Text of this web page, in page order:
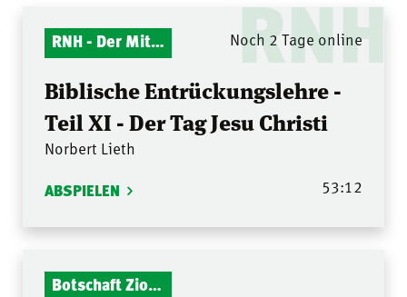
RNH
RNH - Der Mitternachtsruf Noch 2 Tage online
Biblische Entrückungslehre -
Teil XI - Der Tag Jesu Christi
Norbert Lieth
ABSPIELEN 53:12
Botschaft Zionshalle